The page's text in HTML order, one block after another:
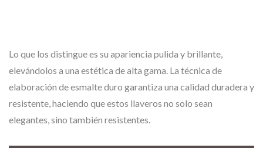
Lo que los distingue es su apariencia pulida y brillante,
elevándolos a una estética de alta gama. La técnica de
elaboración de esmalte duro garantiza una calidad duradera y
resistente, haciendo que estos llaveros no solo sean
elegantes, sino también resistentes.